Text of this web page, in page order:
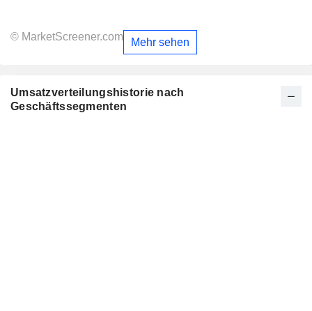
© MarketScreener.com Mehr sehen
Umsatzverteilungshistorie nach
Geschäftssegmenten